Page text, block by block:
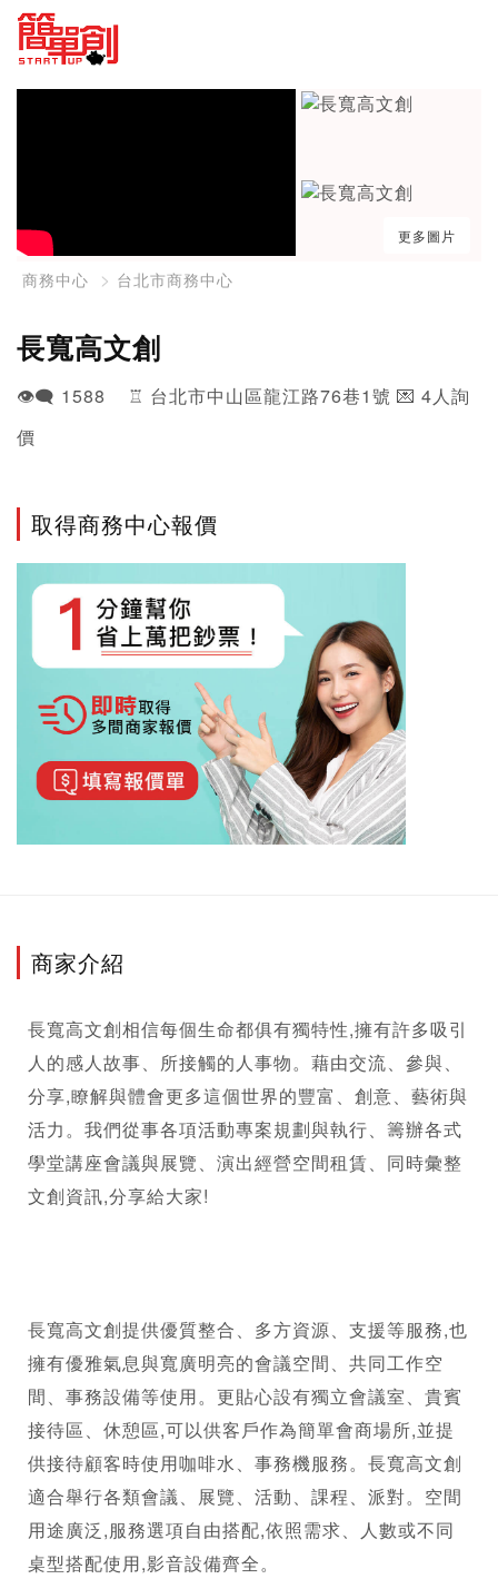
更多圖片
商務中心 台北市商務中心
長寬高文創
👁️‍🗨️ 1588 ♖ 台北市中山區龍江路76巷1號 💌 4人詢
價
取得商務中心報價
商家介紹
長寬高文創相信每個生命都俱有獨特性,擁有許多吸引
人的感人故事、所接觸的人事物。藉由交流、參與、
分享,瞭解與體會更多這個世界的豐富、創意、藝術與
活力。我們從事各項活動專案規劃與執行、籌辦各式
學堂講座會議與展覽、演出經營空間租賃、同時彙整
文創資訊,分享給大家!
長寬高文創提供優質整合、多方資源、支援等服務,也
擁有優雅氣息與寬廣明亮的會議空間、共同工作空
間、事務設備等使用。更貼心設有獨立會議室、貴賓
接待區、休憩區,可以供客戶作為簡單會商場所,並提
供接待顧客時使用咖啡水、事務機服務。長寬高文創
適合舉行各類會議、展覽、活動、課程、派對。空間
用途廣泛,服務選項自由搭配,依照需求、人數或不同
桌型搭配使用,影音設備齊全。